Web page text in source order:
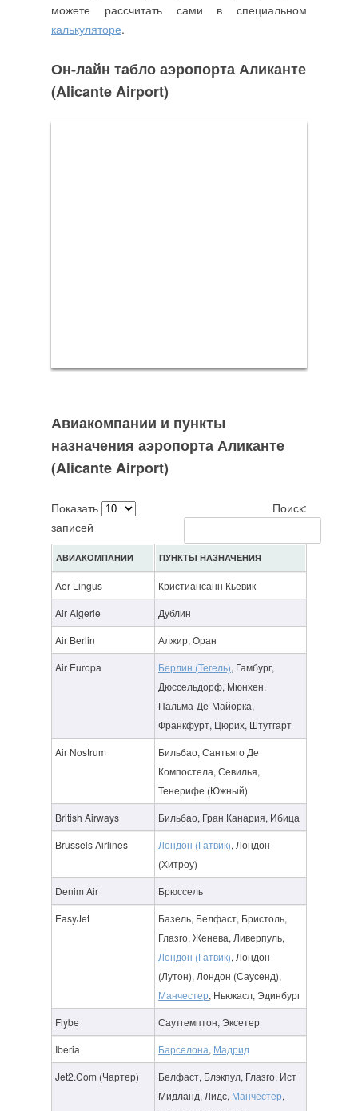
можете рассчитать сами в специальном
калькуляторе.
Он-лайн табло аэропорта Аликанте
(Alicante Airport)
Авиакомпании и пункты
назначения аэропорта Аликанте
(Alicante Airport)
Показать
записей
Поиск:
АВИАКОМПАНИИ ПУНКТЫ НАЗНАЧЕНИЯ
Aer Lingus
Кристиансанн Кьевик
Air Algerie
Дублин
Air Berlin
Алжир, Оран
Air Europa
Берлин (Тегель), Гамбург,
Дюссельдорф, Мюнхен,
Пальма-Де-Майорка,
Франкфурт, Цюрих, Штутгарт
Air Nostrum
Бильбао, Сантьяго Де
Компостела, Севилья,
Тенерифе (Южный)
British Airways
Бильбао, Гран Канария, Ибица
Brussels Airlines
Лондон (Гатвик), Лондон
(Хитроу)
Denim Air
Брюссель
EasyJet
Базель, Белфаст, Бристоль,
Глазго, Женева, Ливерпуль,
Лондон (Гатвик), Лондон
(Лутон), Лондон (Саусенд),
Манчестер, Ньюкасл, Эдинбург
Flybe
Саутгемптон, Эксетер
Iberia
Барселона, Мадрид
Jet2.Com (Чартер)
Белфаст, Блэкпул, Глазго, Ист
Мидланд, Лидс, Манчестер,